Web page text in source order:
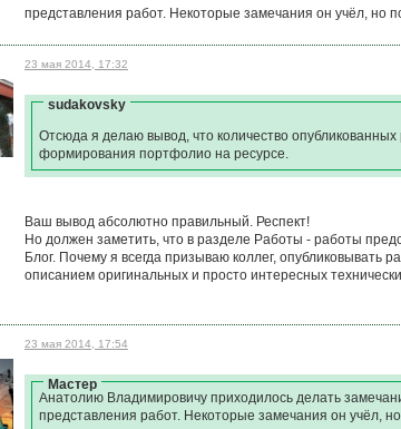
представления работ. Некоторые замечания он учёл, но
23 мая 2014, 17:32
sudakovsky
Отсюда я делаю вывод, что количество
формирования портфолио на ресурсе.
Ваш вывод абсолютно правильный. Респект!
Но должен заметить, что в разделе Работы - работы
Блог. Почему я всегда призываю коллег,
описанием оригинальных и просто интересных
23 мая 2014, 17:54
Мастер
Анатолию Владимировичу приходилось делать
представления работ. Некоторые замечания он учёл,